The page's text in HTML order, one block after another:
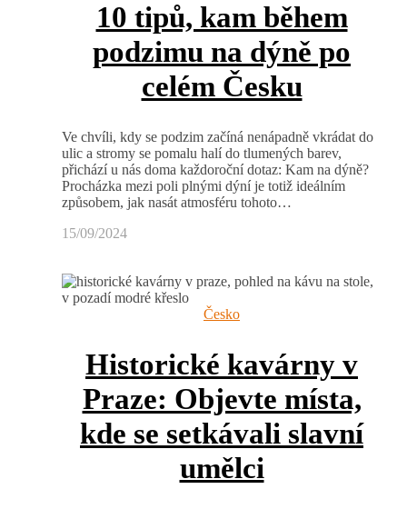
10 tipů, kam během
podzimu na dýně po
celém Česku
Ve chvíli, kdy se podzim začíná nenápadně vkrádat do
ulic a stromy se pomalu halí do tlumených barev,
přichází u nás doma každoroční dotaz: Kam na dýně?
Procházka mezi poli plnými dýní je totiž ideálním
způsobem, jak nasát atmosféru tohoto…
15/09/2024
Česko
Historické kavárny v
Praze: Objevte místa,
kde se setkávali slavní
umělci